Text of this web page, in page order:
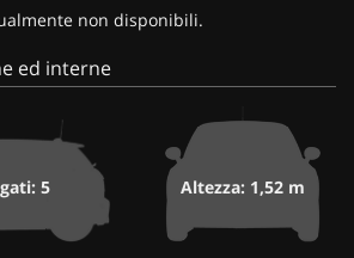
non disponibili.
ed interne
5 Altezza: 1,52 m